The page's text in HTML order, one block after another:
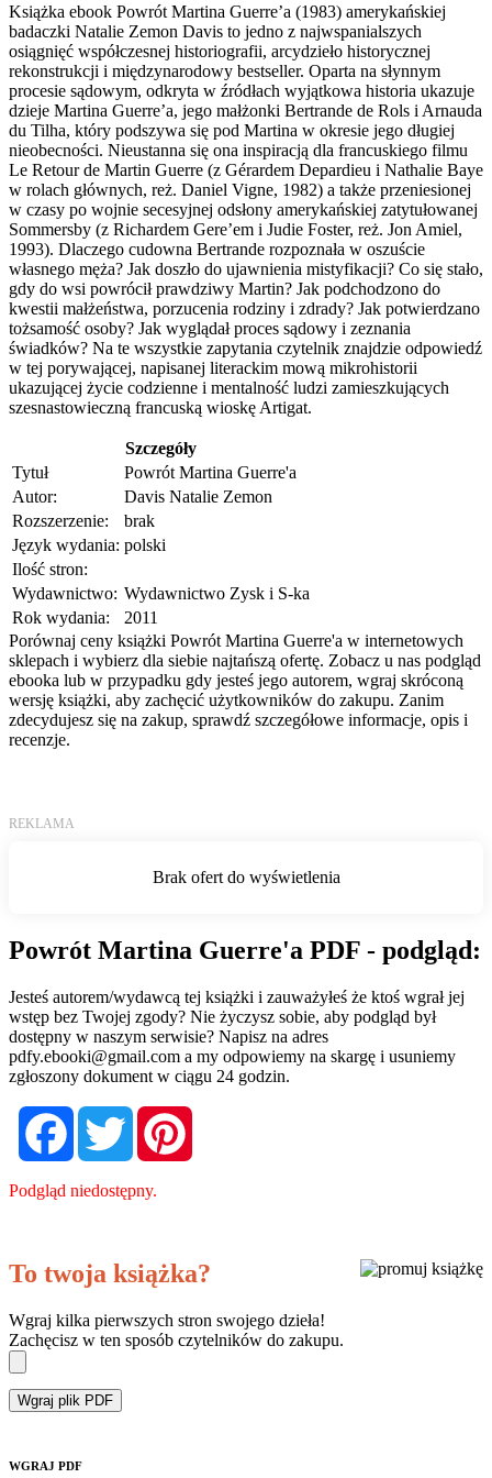
Książka ebook Powrót Martina Guerre’a (1983) amerykańskiej
badaczki Natalie Zemon Davis to jedno z najwspanialszych
osiągnięć współczesnej historiografii, arcydzieło historycznej
rekonstrukcji i międzynarodowy bestseller. Oparta na słynnym
procesie sądowym, odkryta w źródłach wyjątkowa historia ukazuje
dzieje Martina Guerre’a, jego małżonki Bertrande de Rols i Arnauda
du Tilha, który podszywa się pod Martina w okresie jego długiej
nieobecności. Nieustanna się ona inspiracją dla francuskiego filmu
Le Retour de Martin Guerre (z Gérardem Depardieu i Nathalie Baye
w rolach głównych, reż. Daniel Vigne, 1982) a także przeniesionej
w czasy po wojnie secesyjnej odsłony amerykańskiej zatytułowanej
Sommersby (z Richardem Gere’em i Judie Foster, reż. Jon Amiel,
1993). Dlaczego cudowna Bertrande rozpoznała w oszuście
własnego męża? Jak doszło do ujawnienia mistyfikacji? Co się stało,
gdy do wsi powrócił prawdziwy Martin? Jak podchodzono do
kwestii małżeństwa, porzucenia rodziny i zdrady? Jak potwierdzano
tożsamość osoby? Jak wyglądał proces sądowy i zeznania
świadków? Na te wszystkie zapytania czytelnik znajdzie odpowiedź
w tej porywającej, napisanej literackim mową mikrohistorii
ukazującej życie codzienne i mentalność ludzi zamieszkujących
szesnastowieczną francuską wioskę Artigat.
Szczegóły
Tytuł
Powrót Martina Guerre'a
Autor:
Davis Natalie Zemon
Rozszerzenie:
brak
Język wydania: polski
Ilość stron:
Wydawnictwo: Wydawnictwo Zysk i S-ka
Rok wydania:
2011
Porównaj ceny książki Powrót Martina Guerre'a w internetowych
sklepach i wybierz dla siebie najtańszą ofertę. Zobacz u nas podgląd
ebooka lub w przypadku gdy jesteś jego autorem, wgraj skróconą
wersję książki, aby zachęcić użytkowników do zakupu. Zanim
zdecydujesz się na zakup, sprawdź szczegółowe informacje, opis i
recenzje.
Powrót Martina Guerre'a PDF - podgląd:
Jesteś autorem/wydawcą tej książki i zauważyłeś że ktoś wgrał jej
wstęp bez Twojej zgody? Nie życzysz sobie, aby podgląd był
dostępny w naszym serwisie? Napisz na adres
pdfy.ebooki@gmail.com a my odpowiemy na skargę i usuniemy
zgłoszony dokument w ciągu 24 godzin.
FacebookTwitter
Podgląd niedostępny.
To twoja książka?
Wgraj kilka pierwszych stron swojego dzieła!
Zachęcisz w ten sposób czytelników do zakupu.
Wgraj plik PDF
WGRAJ PDF